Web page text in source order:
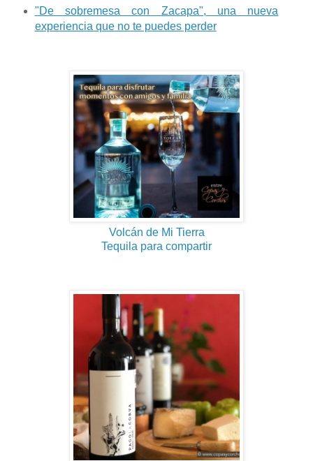
"De sobremesa con Zacapa", una nueva
experiencia que no te puedes perder
Volcán de Mi Tierra
Tequila para compartir